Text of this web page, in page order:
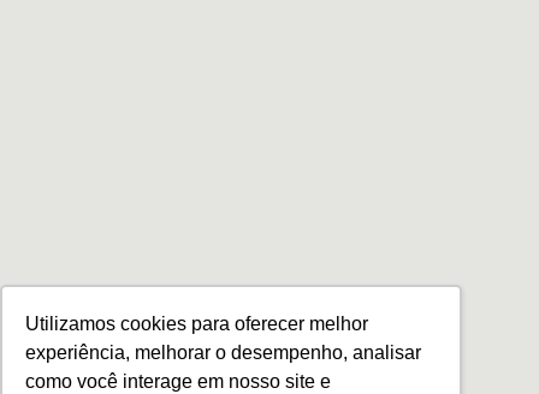
Utilizamos cookies para oferecer melhor
experiência, melhorar o desempenho, analisar
como você interage em nosso site e